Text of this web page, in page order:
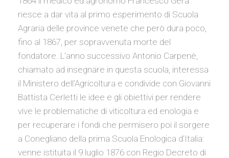
riesce a dar vita al primo esperimento di Scuola
Agraria delle province venete che però dura poco,
fino al 1867, per sopravvenuta morte del
fondatore. L’anno successivo Antonio Carpenè,
chiamato ad insegnare in questa scuola, interessa
il Ministero dell’Agricoltura e condivide con Giovanni
Battista Cerletti le idee e gli obiettivi per rendere
vive le problematiche di viticoltura ed enologia e
per recuperare i fondi che permisero poi il sorgere
a Conegliano della prima Scuola Enologica d’Italia:
venne istituita il 9 luglio 1876 con Regio Decreto di
Il
Noceto